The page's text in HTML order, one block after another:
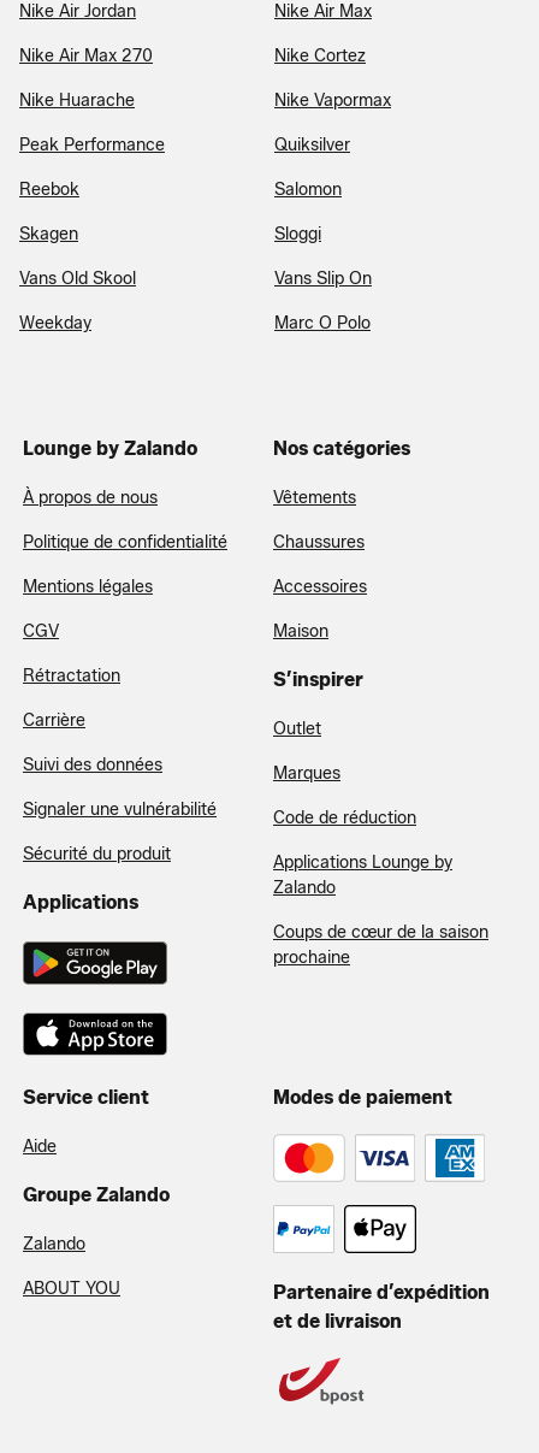
Nike Air Jordan Nike Air Max
Nike Air Max 270 Nike Cortez
Nike Huarache Nike Vapormax
Peak Performance Quiksilver
Reebok Salomon
Skagen Sloggi
Vans Old Skool Vans Slip On
Weekday Marc O Polo
Lounge by Zalando
À propos de nous
Politique de confidentialité
Mentions légales
CGV
Rétractation
Carrière
Suivi des données
Signaler une vulnérabilité
Sécurité du produit
Applications
Nos catégories
Vêtements
Chaussures
Accessoires
Maison
S’inspirer
Outlet
Marques
Code de réduction
Applications Lounge by
Zalando
Coups de cœur de la saison
prochaine
Service client
Aide
Groupe Zalando
Zalando
ABOUT YOU
Modes de paiement
Partenaire d’expédition
et de livraison